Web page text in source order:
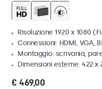
Risoluzione 1920 x 1080
Connessioni: HDMI, VGA,
Montaggio: scrivania,
Dimensioni esterne: 422 x
€ 469,00